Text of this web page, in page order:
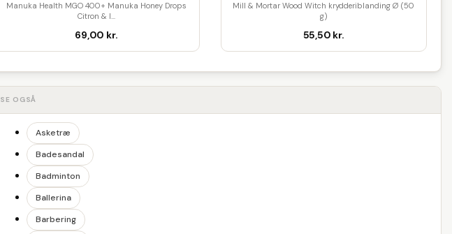
Manuka Health MGO 400+ Manuka Honey Drops
Citron & I...
69,00 kr.
Mill & Mortar Wood Witch krydderiblanding Ø (50
g)
55,50 kr.
SE OGSÅ
Asketræ
Badesandal
Badminton
Ballerina
Barbering